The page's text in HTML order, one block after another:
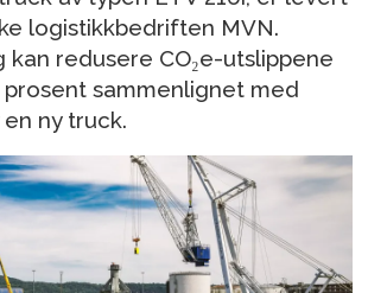
logistikkbedriften MVN.
kan redusere CO₂e-utslippene
sammenlignet med
ny truck.